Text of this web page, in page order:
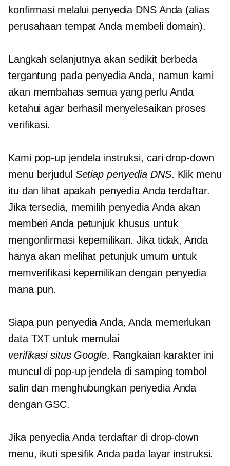
konfirmasi melalui penyedia DNS Anda (alias
perusahaan tempat Anda membeli domain).
Langkah selanjutnya akan sedikit berbeda
tergantung pada penyedia Anda, namun kami
akan membahas semua yang perlu Anda
ketahui agar berhasil menyelesaikan proses
verifikasi.
Kami pop-upjendela instruksi, caridrop-down
menu berjudul Setiap penyedia DNS. Klik menu
itu dan lihat apakah penyedia Anda terdaftar.
Jika tersedia, memilih penyedia Anda akan
memberi Anda petunjuk khusus untuk
mengonfirmasi kepemilikan. Jika tidak, Anda
hanya akan melihat petunjuk umum untuk
memverifikasi kepemilikan dengan penyedia
mana pun.
Siapa pun penyedia Anda, Anda memerlukan
data TXT untuk memulai
verifikasi situs Google. Rangkaian karakter ini
muncul di pop-upjendela di samping tombol
salin dan menghubungkan penyedia Anda
dengan GSC.
Jika penyedia Anda terdaftar di drop-down
menu, ikuti spesifik Anda pada layarinstruksi.